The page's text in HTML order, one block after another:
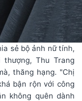
sẻ bộ ảnh nữ tính,
Thu Trang
thăng hạng. "Chị
bận rộn với công
không quên dành